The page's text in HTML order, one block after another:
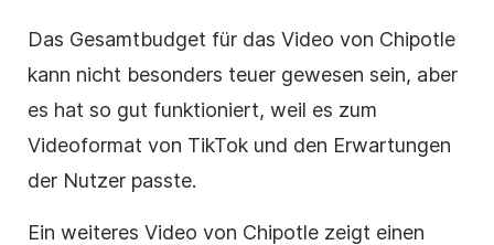
Das Gesamtbudget für das Video von Chipotle
kann nicht besonders teuer gewesen sein, aber
es hat so gut funktioniert, weil es zum
Videoformat von TikTok und den Erwartungen
der Nutzer passte.
Ein weiteres Video von Chipotle zeigt einen